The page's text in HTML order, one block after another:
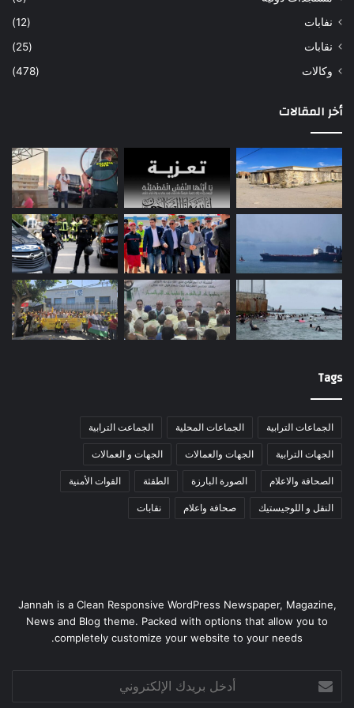
نفابات
(12)
نقابات
(25)
وكالات
(478)
أخر المقالات
Tags
الجماعات الترابية الجماعات المحلية الجماعت الترابية
الجهات الترابية الجهات والعمالات الجهات و العمالات
الصحافة والاعلام الصورة البارزة الطقثة القوات الأمنية
النقل و اللوجيستيك صحافة واعلام نقابات
Jannah is a Clean Responsive WordPress Newspaper, Magazine,
News and Blog theme. Packed with options that allow you to
completely customize your website to your needs.
بريدك